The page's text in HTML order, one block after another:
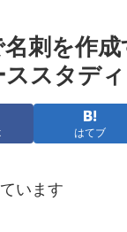
刺を作
スタディ
はてブ
います